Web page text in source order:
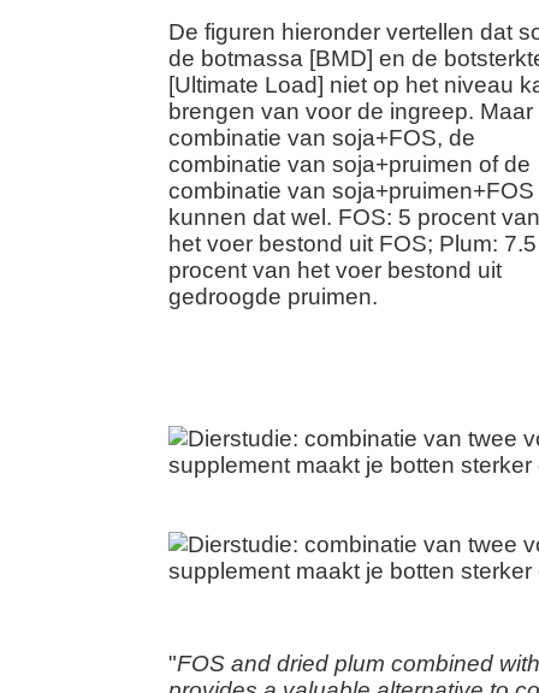
De figuren hieronder vertellen dat
de botmassa [BMD] en de
[Ultimate Load] niet op het niveau
brengen van voor de ingreep. Maar
combinatie van soja+FOS, de
combinatie van soja+pruimen of de
combinatie van soja+pruimen+FOS
kunnen dat wel. FOS: 5 procent van
het voer bestond uit FOS; Plum: 7.5
procent van het voer bestond uit
gedroogde pruimen.
"FOS and dried plum combined